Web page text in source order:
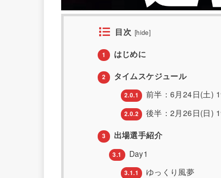
目次 [hide]
1 はじめに
2 タイムスケジュール
2.0.1 前半：6月24日(土)
2.0.2 後半：2月26日(日)
3 出場選手紹介
3.1 Day1
3.1.1 ゆっくり風夢